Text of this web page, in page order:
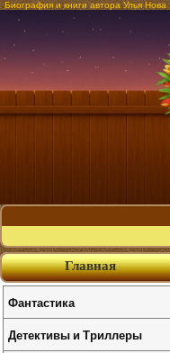
Биография и книги автора Улья Нова
Главная
Фантастика
Детективы и Триллеры